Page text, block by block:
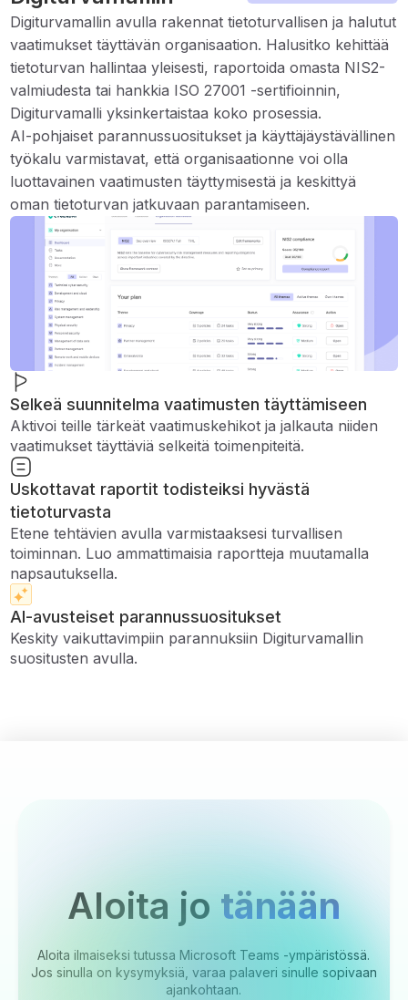
Digiturvamallin avulla rakennat tietoturvallisen ja halutut
vaatimukset täyttävän organisaation. Halusitko kehittää
tietoturvan hallintaa yleisesti, raportoida omasta NIS2-
valmiudesta tai hankkia ISO 27001 -sertifioinnin,
Digiturvamalli yksinkertaistaa koko prosessia.
AI-pohjaiset parannussuositukset ja käyttäjäystävällinen
työkalu varmistavat, että organisaationne voi olla
luottavainen vaatimusten täyttymisestä ja keskittyä
oman tietoturvan jatkuvaan parantamiseen.
Selkeä suunnitelma vaatimusten täyttämiseen
Aktivoi teille tärkeät vaatimuskehikot ja jalkauta niiden
vaatimukset täyttäviä selkeitä toimenpiteitä.
Uskottavat raportit todisteiksi hyvästä
tietoturvasta
Etene tehtävien avulla varmistaaksesi turvallisen
toiminnan. Luo ammattimaisia ​​raportteja muutamalla
napsautuksella.
AI-avusteiset parannussuositukset
Keskity vaikuttavimpiin parannuksiin Digiturvamallin
suositusten avulla.
Aloita jo tänään
Aloita ilmaiseksi tutussa Microsoft Teams -ympäristössä.
Jos sinulla on kysymyksiä, varaa palaveri sinulle sopivaan
ajankohtaan.